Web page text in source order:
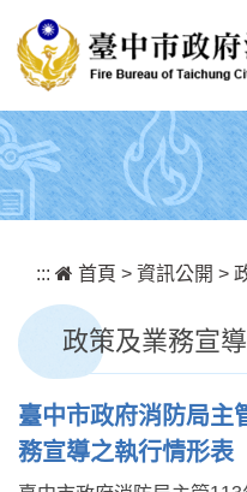
::: 首頁 > 資訊公開 >
政策及業務宣
臺中市政府消防局主
務宣導之執行情形表